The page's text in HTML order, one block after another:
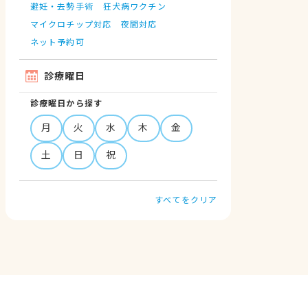
避妊・去勢手術
狂犬病ワクチン
マイクロチップ対応
夜間対応
ネット予約可
診療曜日
診療曜日から探す
月 火 水 木
金
土
日 祝
すべてをクリア